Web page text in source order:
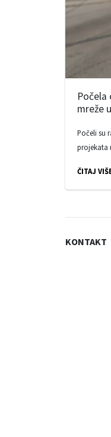
Počela
mreže
Počeli su
projekata
ČITAJ
KONTAKT